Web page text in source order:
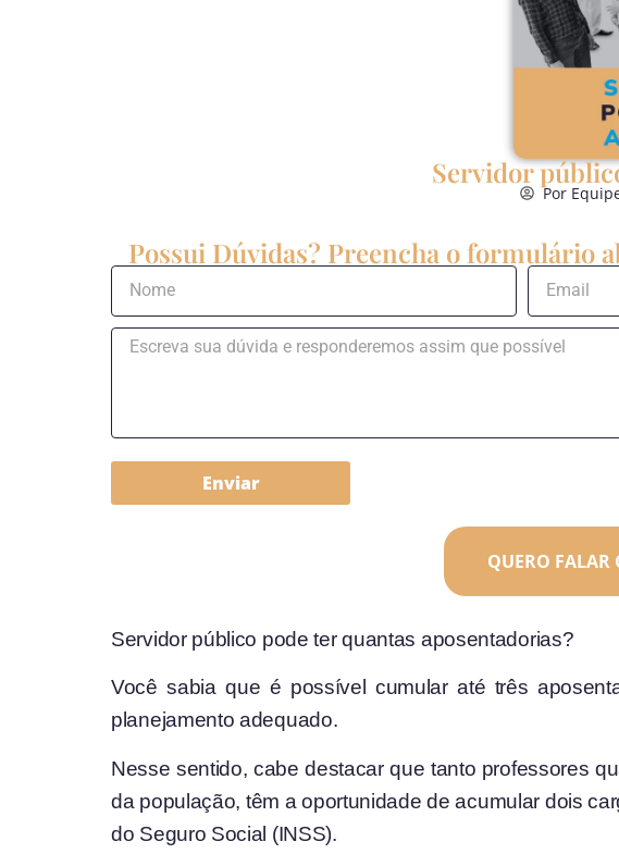
Servidor
Por
Possui Dúvidas? Preencha o formulário
Enviar
QUERO FALAR
Servidor público pode ter quantas aposentadorias?
Você sabia que é possível cumular até três
planejamento adequado.
Nesse sentido, cabe destacar que tanto professores
da população, têm a oportunidade de acumular dois
do Seguro Social (INSS).